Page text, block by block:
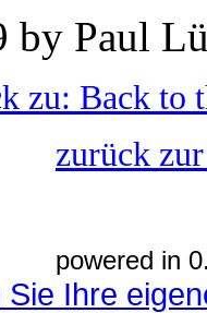
Paul
zu: Back to
zurück
powered in
Sie Ihre